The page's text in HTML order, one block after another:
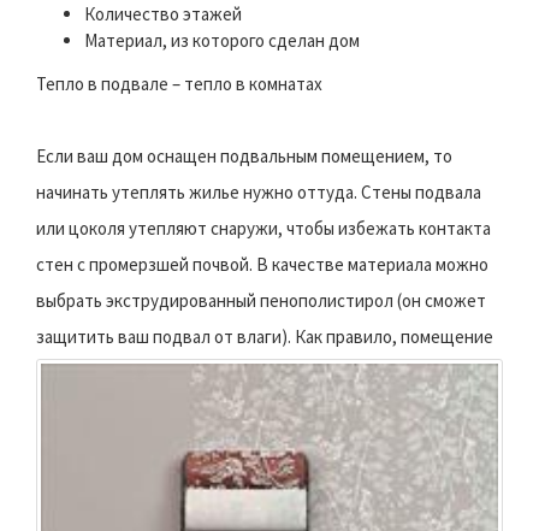
Количество этажей
Материал, из которого сделан дом
Тепло в подвале – тепло в комнатах
Если ваш дом оснащен подвальным помещением, то
начинать утеплять жилье нужно оттуда. Стены подвала
или цоколя утепляют снаружи, чтобы избежать контакта
стен с промерзшей почвой. В качестве материала можно
выбрать экструдированный пенополистирол (он сможет
защитить ваш подвал от влаги). Как правило, помещение